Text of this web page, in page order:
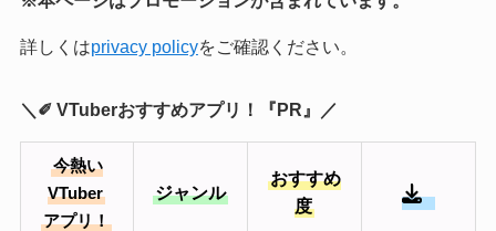
詳しくはprivacy policyをご確認ください。
＼✐ VTuberおすすめアプリ！『PR』／
今熱い
VTuber
アプリ！
ジャンル
おすすめ
度